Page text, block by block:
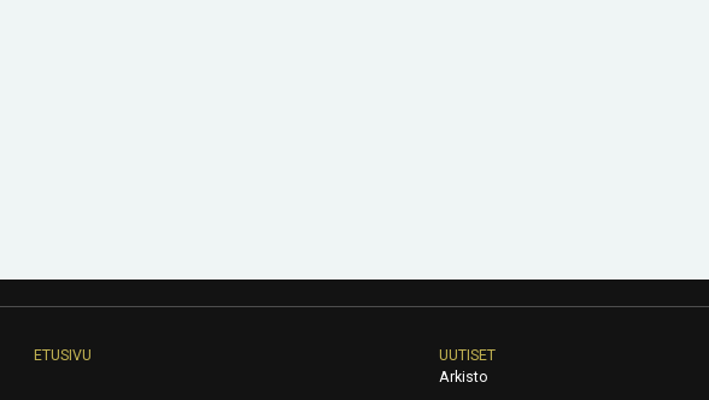
ETUSIVU
UUTISET
Arkisto